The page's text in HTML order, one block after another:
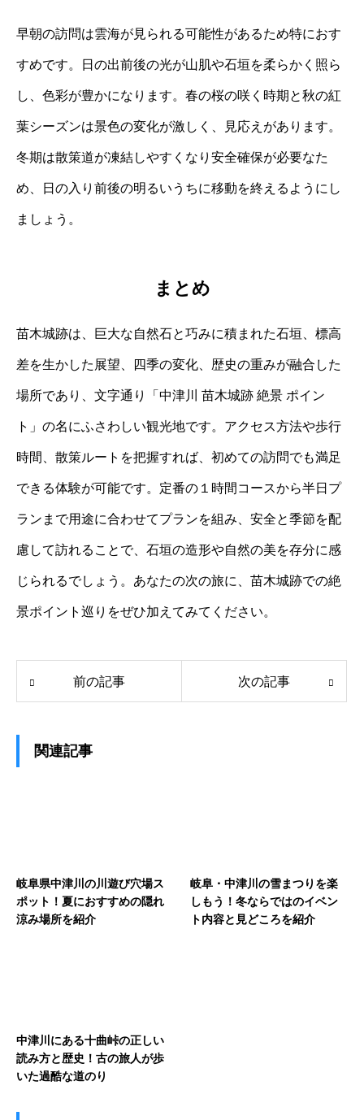
早朝の訪問は雲海が見られる可能性があるため特におす
すめです。日の出前後の光が山肌や石垣を柔らかく照ら
し、色彩が豊かになります。春の桜の咲く時期と秋の紅
葉シーズンは景色の変化が激しく、見応えがあります。
冬期は散策道が凍結しやすくなり安全確保が必要なた
め、日の入り前後の明るいうちに移動を終えるようにし
ましょう。
まとめ
苗木城跡は、巨大な自然石と巧みに積まれた石垣、標高
差を生かした展望、四季の変化、歴史の重みが融合した
場所であり、文字通り「中津川 苗木城跡 絶景 ポイン
ト」の名にふさわしい観光地です。アクセス方法や歩行
時間、散策ルートを把握すれば、初めての訪問でも満足
できる体験が可能です。定番の１時間コースから半日プ
ランまで用途に合わせてプランを組み、安全と季節を配
慮して訪れることで、石垣の造形や自然の美を存分に感
じられるでしょう。あなたの次の旅に、苗木城跡での絶
景ポイント巡りをぜひ加えてみてください。
前の記事 次の記事
関連記事
岐阜県中津川の川遊び穴場ス
ポット！夏におすすめの隠れ
涼み場所を紹介
岐阜・中津川の雪まつりを楽
しもう！冬ならではのイベン
ト内容と見どころを紹介
中津川にある十曲峠の正しい
読み方と歴史！古の旅人が歩
いた過酷な道のり